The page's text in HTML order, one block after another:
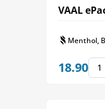
VAAL
Menthol,
18.90